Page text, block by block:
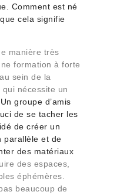
Comment est né
cela signifie
manière très
formation à forte
sein de la
nécessite un
Un groupe d’amis
de se tacher les
de créer un
parallèle et de
des matériaux
des espaces,
éphémères.
beaucoup de